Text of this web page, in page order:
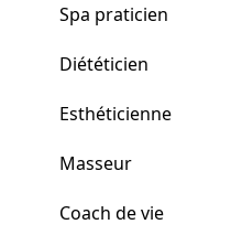
Spa praticien
Diététicien
Esthéticienne
Masseur
Coach de vie